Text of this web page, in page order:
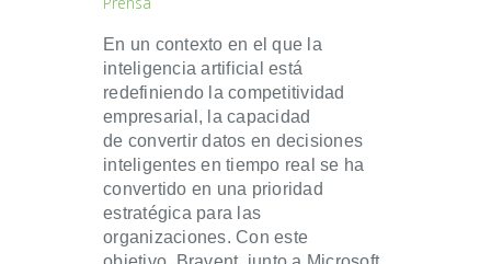
En un contexto en el que la
inteligencia artificial está
redefiniendo la competitividad
empresarial, la capacidad
de convertir datos en decisiones
inteligentes en tiempo real se ha
convertido en una prioridad
estratégica para las
organizaciones. Con este